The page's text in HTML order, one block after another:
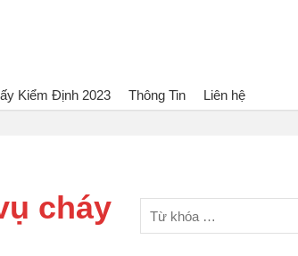
Kiểm Định 2023 Thông Tin Liên hệ
Tin tức Hơn 300 Cảnh sát xuyên đêm khống chế vụ cháy
cháy